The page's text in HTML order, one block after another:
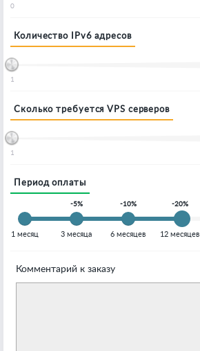
0
Количество IPv6 адресов
1
Сколько требуется VPS серверов
1
Период оплаты
1 месяц 3 месяца
-5%
6 месяцев
-10%
12 месяцев
-20%
Комментарий к заказу